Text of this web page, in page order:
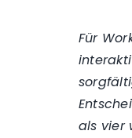
Für
als vier